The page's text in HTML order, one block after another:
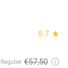
8.7 star
Regulier €57,50